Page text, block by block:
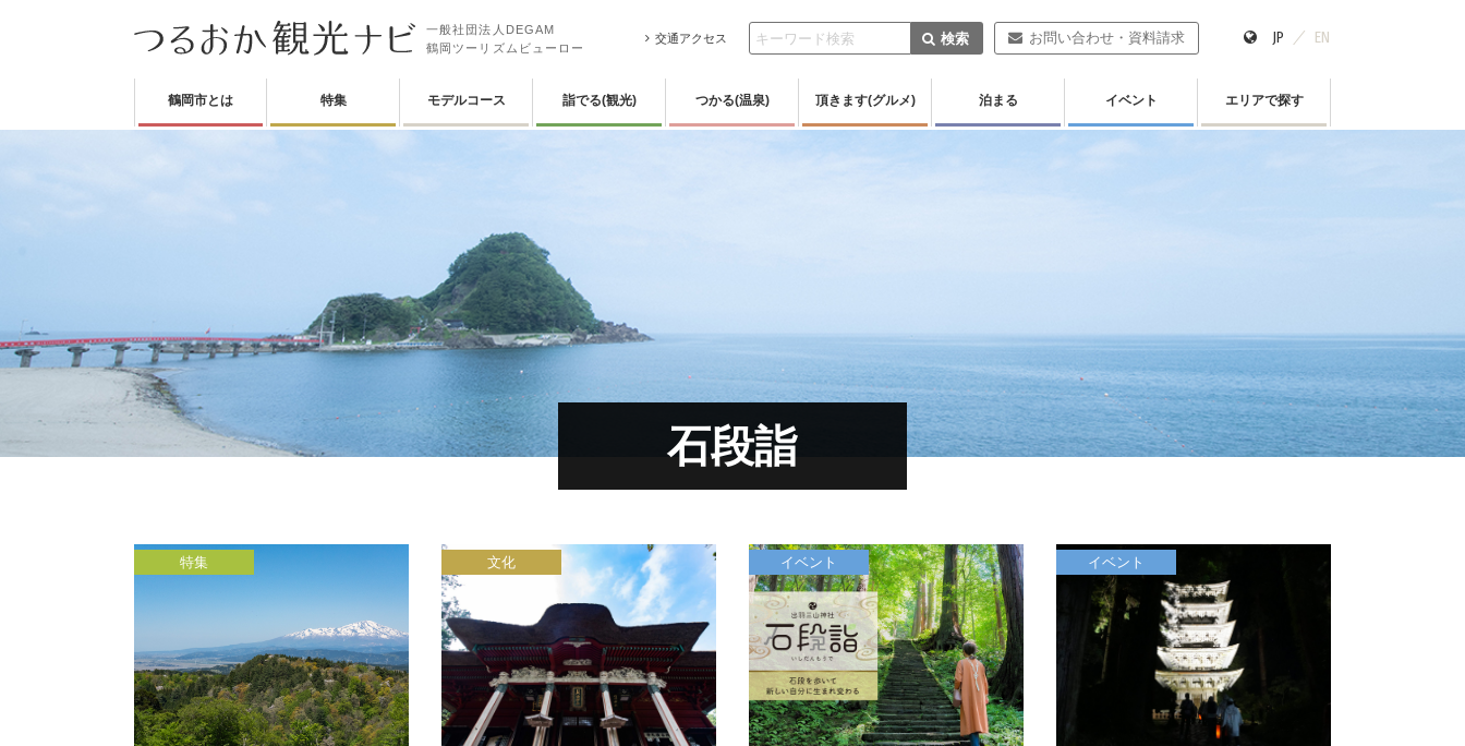
一般社団法人DEGAM
鶴岡ツーリズムビューロー
交通アクセス 検索 お問い合わせ・資料請求 JP EN
鶴岡市とは 特集 モデルコース 詣でる(観光) つかる(温泉) 頂きます(グルメ) 泊まる イベント エリアで探す
石段詣
特集 文化 イベント イベント